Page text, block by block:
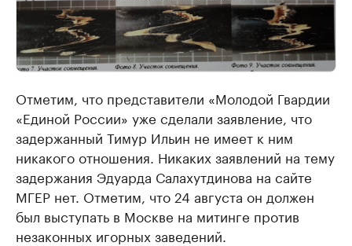
Отметим, что представители «Молодой Гвардии
«Единой России» уже сделали заявление, что
задержанный Тимур Ильин не имеет к ним
никакого отношения. Никаких заявлений на тему
задержания Эдуарда Салахутдинова на сайте
МГЕР нет. Отметим, что 24 августа он должен
был выступать в Москве на митинге против
незаконных игорных заведений.